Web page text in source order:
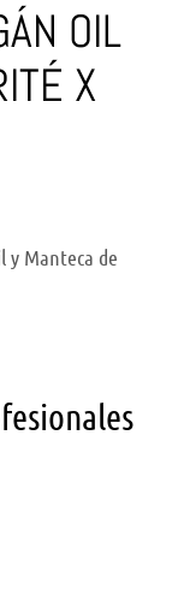
OIL
X
y Manteca de